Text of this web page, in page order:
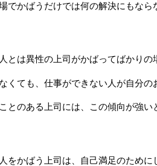
でかばうだけでは何の解決にもなら
とは異性の上司がかばってばかりの
くても、仕事ができない人が自分
とのある上司には、この傾向が強い
をかばう上司は、自己満足のために